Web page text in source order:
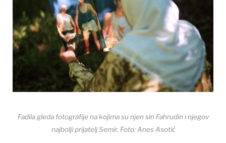
Fadila gleda fotografije na kojima su njen sin Fahrudin i njegov
najbolji prijatelj Semir. Foto: Anes Asotić